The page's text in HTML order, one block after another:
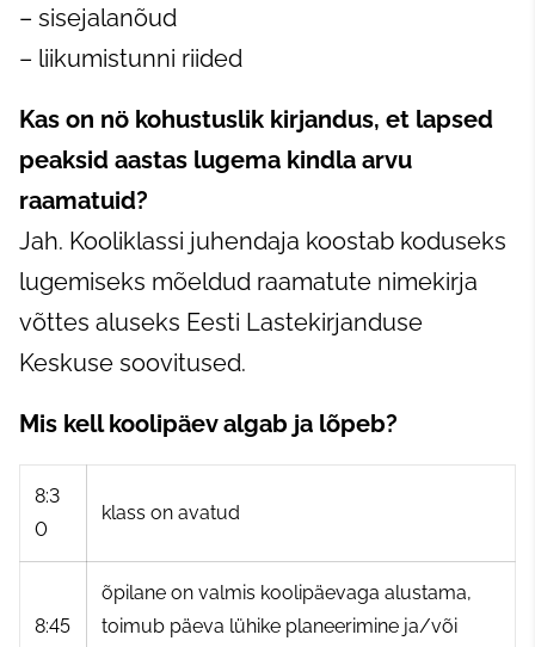
– sisejalanõud
– liikumistunni riided
Kas on nö kohustuslik kirjandus, et lapsed
peaksid aastas lugema kindla arvu
raamatuid?
Jah. Kooliklassi juhendaja koostab koduseks
lugemiseks mõeldud raamatute nimekirja
võttes aluseks Eesti Lastekirjanduse
Keskuse soovitused.
Mis kell koolipäev algab ja lõpeb?
8:3
0
klass on avatud
8:45
õpilane on valmis koolipäevaga alustama,
toimub päeva lühike planeerimine ja/või